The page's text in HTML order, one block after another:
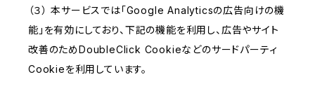
（３） 本サービスでは「Google Analyticsの広告向けの機
能」を有効にしており、下記の機能を利用し、広告やサイト
改善のためDoubleClick Cookieなどのサードパーティ
Cookieを利用しています。